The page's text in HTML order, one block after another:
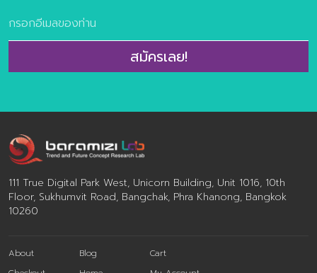
Aging Society 2020-21 เกิดจากการศึกษาแนวโน้มจะศึกษา
ทั้งหมด 3 ส่วน คือ ศึกษาแนวโน้ม Mege Trend, ศึกษาแนว
โน้มผู้บริโภค และศึกษาการเติบโตของธุรกิจมิติต่างๆ ของ
Aging Society ในด้านของการออกแบบประสบการณ์และ
โน้มที่จะเกิดขึ้นในโจทย์นั้นๆ ทำให้เกิดเป็น 11 เทรนด์ ที่ให้องค์กร
ธุรกิจใช้งาน “Trend̶ […]
สมัครเลย!
111 True Digital Park West, Unicorn Building, Unit 1016, 10th
Floor, Sukhumvit Road, Bangchak, Phra Khanong, Bangkok
10260
About Blog
Cart